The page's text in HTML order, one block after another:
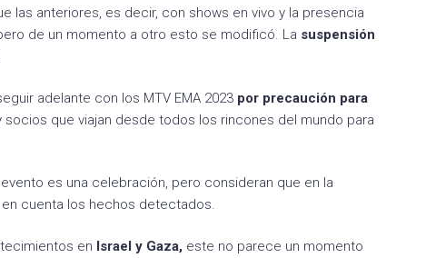
las anteriores, es decir, con shows en vivo y la presencia
de un momento a otro esto se modificó. La suspensión
adelante con los MTV EMA 2023 por precaución para
que viajan desde todos los rincones del mundo para
es una celebración, pero consideran que en la
cuenta los hechos detectados.
en Israel y Gaza, este no parece un momento